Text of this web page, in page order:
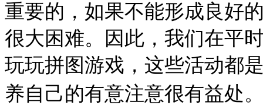
重要的，如果不能形成良好
很大困难。因此，我们在平
玩玩拼图游戏，这些活动都
养自己的有意注意很有益处